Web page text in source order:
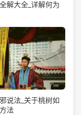
解大全_详解何为
说法_关于桃树如
法